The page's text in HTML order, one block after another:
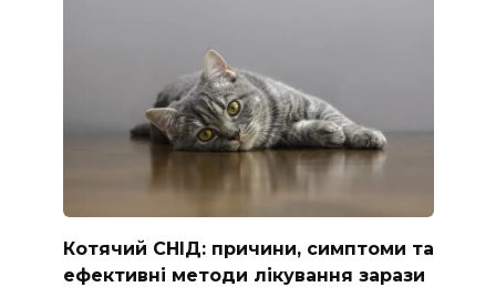
Котячий СНІД: причини, симптоми та
ефективні методи лікування зарази